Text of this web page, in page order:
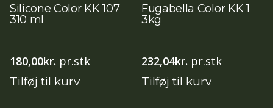
Silicone Color KK 107
310 ml
180,00kr. pr.stk
Tilføj til kurv
Fugabella Color KK 1
3kg
232,04kr. pr.stk
Tilføj til kurv